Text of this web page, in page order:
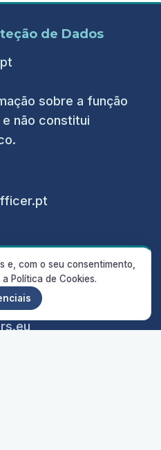
de Dados
sobre a função
não constitui
e, com o seu consentimento,
Política de Cookies.